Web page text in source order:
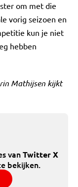
om met die
vorig seizoen en
kun je niet
hebben
Mathijsen kijkt
vanTwitter X
bekijken.